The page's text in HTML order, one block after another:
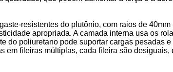
resistentes do plutônio, com raios de
apropriada. A camada interna usa os
do poliuretano pode suportar cargas pesadas
fileiras múltiplas, cada fileira são desiguais,